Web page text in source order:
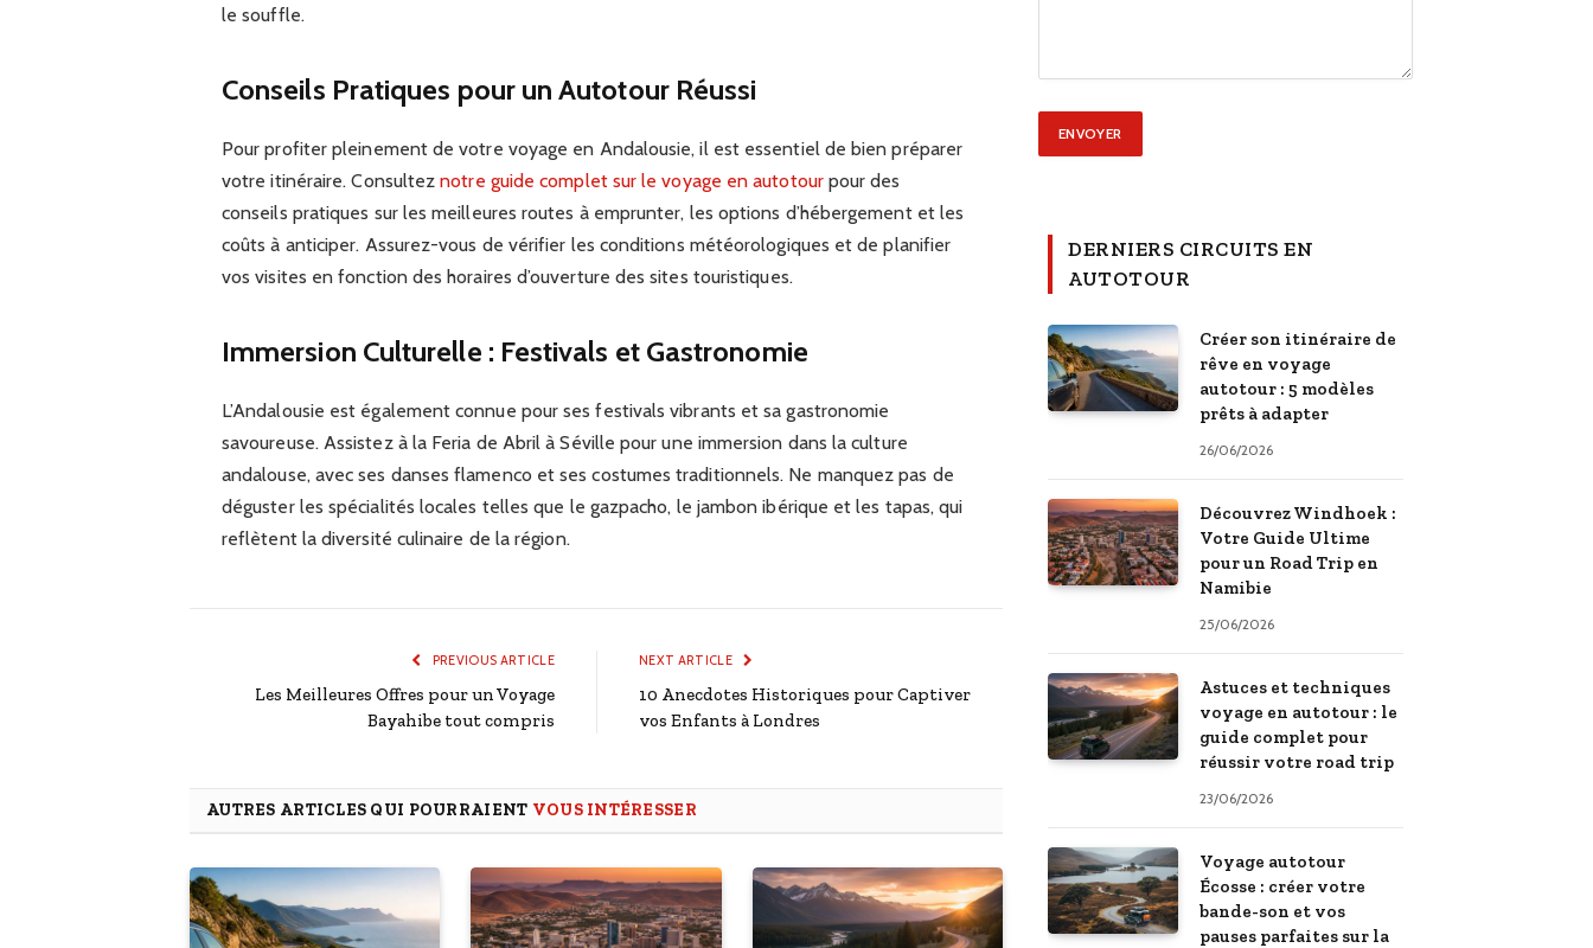
le souffle.
Conseils Pratiques pour un Autotour Réussi
Pour profiter pleinement de votre voyage en Andalousie, il est essentiel de bien préparer
votre itinéraire. Consulteznotre guide complet sur le voyage en autotourpour des
conseils pratiques sur les meilleures routes à emprunter, les options d’hébergement et les
coûts à anticiper. Assurez-vous de vérifier les conditions météorologiques et de planifier
vos visites en fonction des horaires d’ouverture des sites touristiques.
Immersion Culturelle : Festivals et Gastronomie
L’Andalousie est également connue pour ses festivals vibrants et sa gastronomie
savoureuse. Assistez à la Feria de Abril à Séville pour une immersion dans la culture
andalouse, avec ses danses flamenco et ses costumes traditionnels. Ne manquez pas de
déguster les spécialités locales telles que le gazpacho, le jambon ibérique et les tapas, qui
reflètent la diversité culinaire de la région.
PREVIOUS ARTICLE
Les Meilleures Offres pour un Voyage
Bayahibe tout compris
NEXT ARTICLE
10 Anecdotes Historiques pour Captiver
vos Enfants à Londres
AUTRES ARTICLES QUI POURRAIENT VOUS INTÉRESSER
DERNIERS CIRCUITS EN
AUTOTOUR
Créer son itinéraire de
rêve en voyage
autotour : 5 modèles
prêts à adapter
26/06/2026
Découvrez Windhoek :
Votre Guide Ultime
pour un Road Trip en
Namibie
25/06/2026
Astuces et techniques
voyage en autotour : le
guide complet pour
réussir votre road trip
23/06/2026
Voyage autotour
Écosse : créer votre
bande-son et vos
pauses parfaites sur la